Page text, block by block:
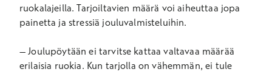
ruokalajeilla. Tarjoiltavien määrä voi aiheuttaa jopa
painetta ja stressiä jouluvalmisteluihin.
– Joulupöytään ei tarvitse kattaa valtavaa määrää
erilaisia ruokia. Kun tarjolla on vähemmän, ei tule